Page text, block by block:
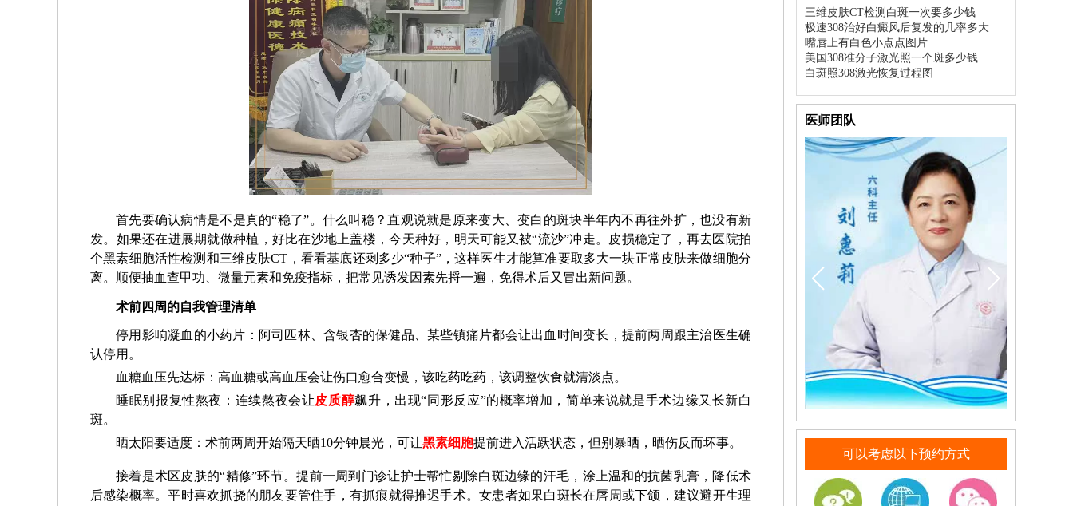
首先要确认病情是不是真的“稳了”。什么叫稳？直观说就是原来变大、变白的斑块半年内不再往外扩，也没有新
发。如果还在进展期就做种植，好比在沙地上盖楼，今天种好，明天可能又被“流沙”冲走。皮损稳定了，再去医院拍
个黑素细胞活性检测和三维皮肤CT，看看基底还剩多少“种子”，这样医生才能算准要取多大一块正常皮肤来做细胞分
离。顺便抽血查甲功、微量元素和免疫指标，把常见诱发因素先捋一遍，免得术后又冒出新问题。
术前四周的自我管理清单
停用影响凝血的小药片：阿司匹林、含银杏的保健品、某些镇痛片都会让出血时间变长，提前两周跟主治医生确
认停用。
血糖血压先达标：高血糖或高血压会让伤口愈合变慢，该吃药吃药，该调整饮食就清淡点。
睡眠别报复性熬夜：连续熬夜会让皮质醇飙升，出现“同形反应”的概率增加，简单来说就是手术边缘又长新白
斑。
晒太阳要适度：术前两周开始隔天晒10分钟晨光，可让黑素细胞提前进入活跃状态，但别暴晒，晒伤反而坏事。
接着是术区皮肤的“精修”环节。提前一周到门诊让护士帮忙剔除白斑边缘的汗毛，涂上温和的抗菌乳膏，降低术
后感染概率。平时喜欢抓挠的朋友要管住手，有抓痕就得推迟手术。女患者如果白斑长在唇周或下颌，建议避开生理
三维皮肤CT检测白斑一次要多少钱
极速308治好白癜风后复发的几率多大
嘴唇上有白色小点点图片
美国308准分子激光照一个斑多少钱
白斑照308激光恢复过程图
医师团队
可以考虑以下预约方式